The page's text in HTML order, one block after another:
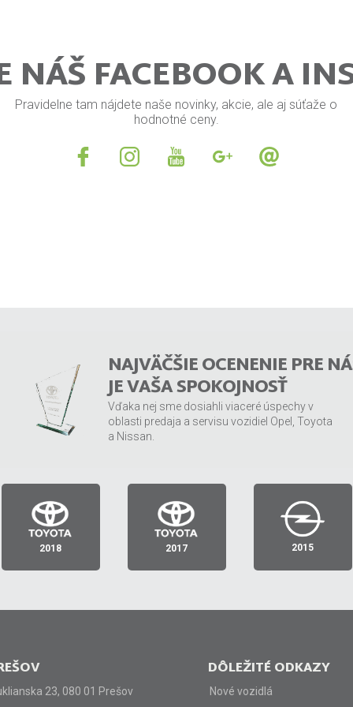
NÁŠ FACEBOOK A
Pravidelne tam nájdete naše novinky, akcie, ale aj súťaže o
hodnotné ceny.
NAJVÄČŠIE OCENENIE PRE
JE VAŠA SPOKOJNOSŤ
Vďaka nej sme dosiahli viaceré úspechy v
oblasti predaja a servisu vozidiel Opel, Toyota
a Nissan.
2018
MEDZIROČNÝ
NÁRAST
PREDAJA
1. miesto Slovenská
republika
2017
ZÁKAZNÍCKA
RETENCIA
1. miesto Slovenská
republika
2015
TRHOVÝ
PODIEL
1. miesto Slovenská
republika
23, 080 01 Prešov
DÔLEŽITÉ ODKAZY
Nové vozidlá